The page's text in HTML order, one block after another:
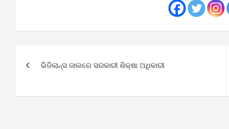
navigation
ଭିଜିଲାନ୍ସ ଜାଲରେ ସରକାରୀ ଶିକ୍ଷା ଅଧିକାରୀ